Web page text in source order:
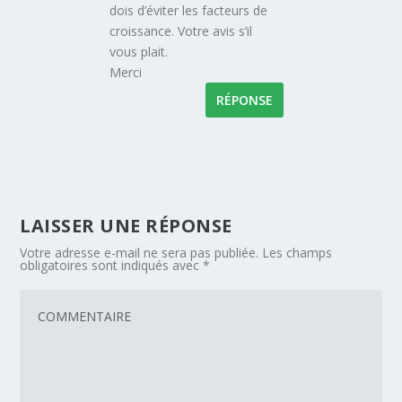
dois d’éviter les facteurs de
croissance. Votre avis s’il
vous plait.
Merci
RÉPONSE
LAISSER UNE RÉPONSE
Votre adresse e-mail ne sera pas publiée. Les champs
obligatoires sont indiqués avec*